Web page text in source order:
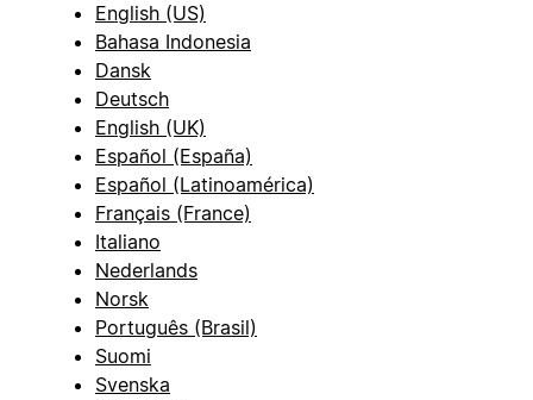
English (US)
Bahasa Indonesia
Dansk
Deutsch
English (UK)
Español (España)
Español (Latinoamérica)
Français (France)
Italiano
Nederlands
Norsk
Português (Brasil)
Suomi
Svenska